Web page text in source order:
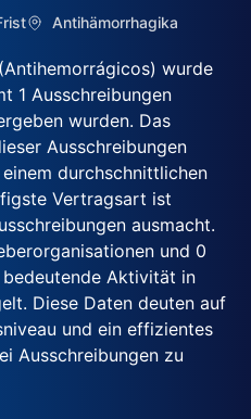
Antihämorrhagika
wurde
1 Ausschreibungen
wurden. Das
Ausschreibungen
durchschnittlichen
Vertragsart ist
ausmacht.
und 0
Aktivität in
Diese Daten deuten auf
und ein effizientes
Ausschreibungen zu